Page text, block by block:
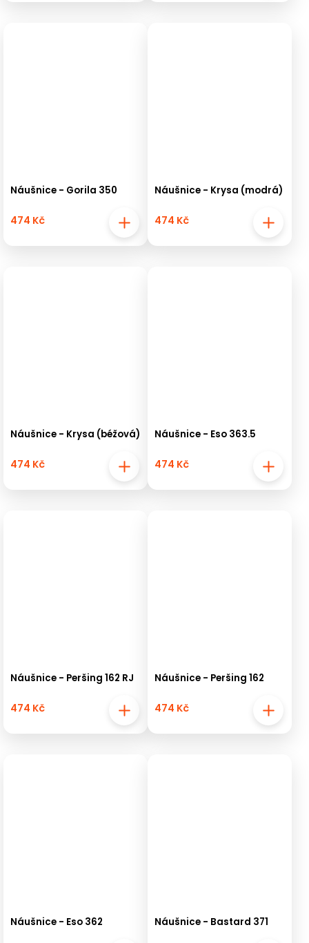
Náušnice - Gorila 350
474 Kč
Náušnice - Krysa (modrá)
474 Kč
Náušnice - Krysa (béžová)
474 Kč
Náušnice - Eso 363.5
474 Kč
Náušnice - Peršing 162 RJ
474 Kč
Náušnice - Peršing 162
474 Kč
Náušnice - Eso 362 Náušnice - Bastard 371